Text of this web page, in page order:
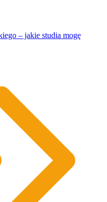
– jakie studia mogę